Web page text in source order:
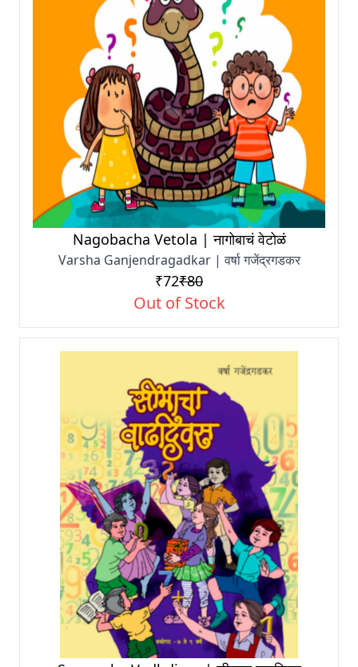
Nagobacha Vetola | नागोबाचं वेटोळं
Varsha Ganjendragadkar | वर्षा गजेंद्रगडकर
₹72₹80
Out of Stock